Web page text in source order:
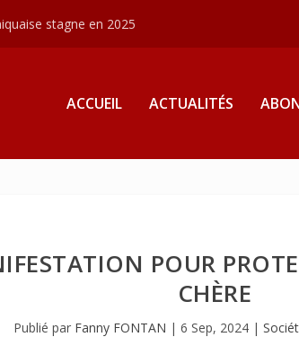
stagne en 2025
ACCUEIL ACTUALITÉS
POUR
CHÈRE
Publié par Fanny FONTAN | 6 Sep, 2024|